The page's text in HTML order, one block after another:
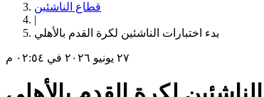
قطاع الناشئين
|
بدء اختبارات الناشئين لكرة القدم بالأهلي
٢٧ يونيو ٢٠٢٦ في ٠٢:٥٤ م